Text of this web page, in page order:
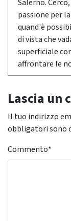
Salerno.
passione per
quand'è
di vista che
superficiale
affrontare le
Lascia un
Il tuo indirizzo
obbligatori sono
Commento*